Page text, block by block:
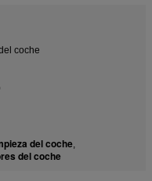
coche
del coche,
del coche